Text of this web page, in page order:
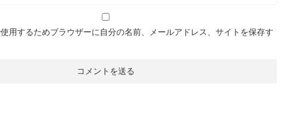
用するためブラウザーに自分の名前、メールアドレス、サイトを保存す